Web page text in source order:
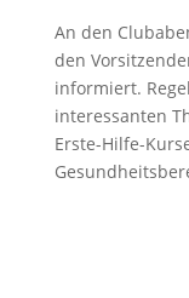
An den
den
informiert.
interessanten
Erste-Hilfe-